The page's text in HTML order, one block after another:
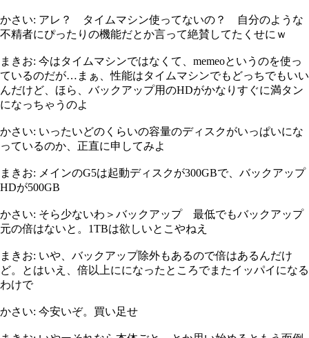
かさい: アレ？ タイムマシン使ってないの？ 自分のような
不精者にぴったりの機能だとか言って絶賛してたくせにｗ
まきお: 今はタイムマシンではなくて、memeoというのを使っ
ているのだが…まぁ、性能はタイムマシンでもどっちでもいい
んだけど、ほら、バックアップ用のHDがかなりすぐに満タン
になっちゃうのよ
かさい: いったいどのくらいの容量のディスクがいっぱいにな
っているのか、正直に申してみよ
まきお: メインのG5は起動ディスクが300GBで、バックアップ
HDが500GB
かさい: そら少ないわ＞バックアップ 最低でもバックアップ
元の倍はないと。1TBは欲しいとこやねえ
まきお: いや、バックアップ除外もあるので倍はあるんだけ
ど。とはいえ、倍以上にになったところでまたイッパイになる
わけで
かさい: 今安いぞ。買い足せ